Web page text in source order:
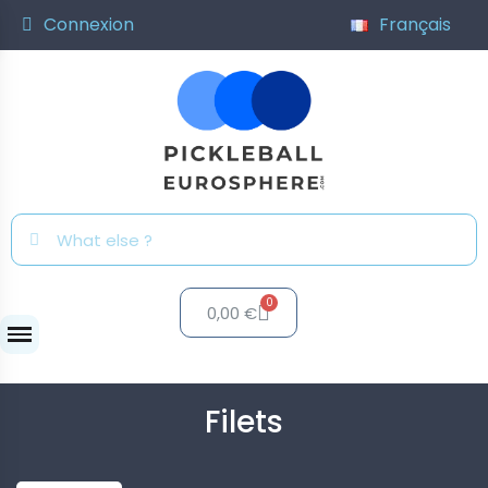
Connexion Français
0,00 €
Filets